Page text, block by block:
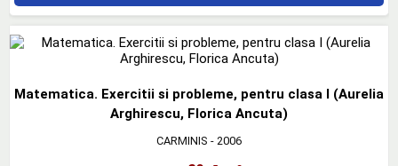
Matematica. Exercitii si probleme, pentru clasa I (Aurelia
Arghirescu, Florica Ancuta)
CARMINIS - 2006